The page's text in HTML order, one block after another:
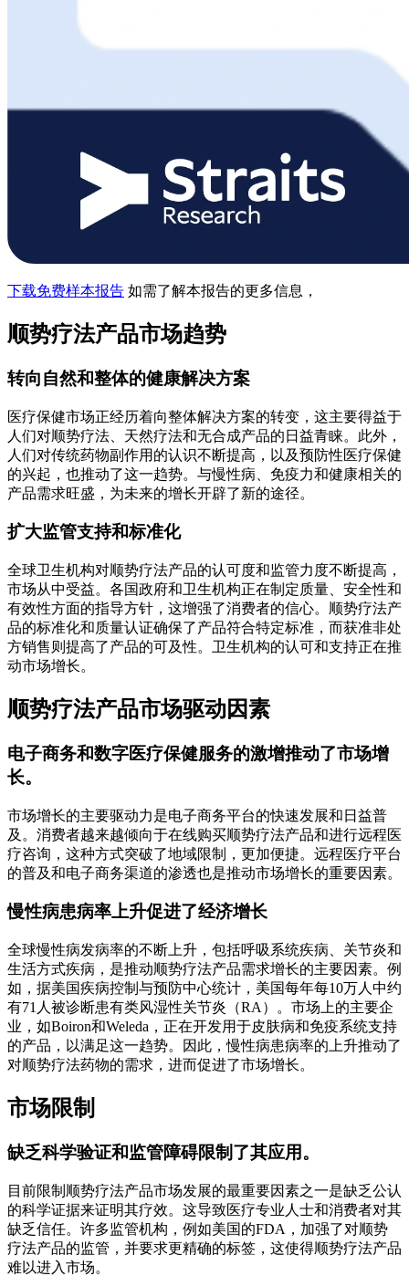
下载免费样本报告 如需了解本报告的更多信息，
顺势疗法产品市场趋势
转向自然和整体的健康解决方案
医疗保健市场正经历着向整体解决方案的转变，这主要得益于
人们对顺势疗法、天然疗法和无合成产品的日益青睐。此外，
人们对传统药物副作用的认识不断提高，以及预防性医疗保健
的兴起，也推动了这一趋势。与慢性病、免疫力和健康相关的
产品需求旺盛，为未来的增长开辟了新的途径。
扩大监管支持和标准化
全球卫生机构对顺势疗法产品的认可度和监管力度不断提高，
市场从中受益。各国政府和卫生机构正在制定质量、安全性和
有效性方面的指导方针，这增强了消费者的信心。顺势疗法产
品的标准化和质量认证确保了产品符合特定标准，而获准非处
方销售则提高了产品的可及性。卫生机构的认可和支持正在推
动市场增长。
顺势疗法产品市场驱动因素
电子商务和数字医疗保健服务的激增推动了市场增
长。
市场增长的主要驱动力是电子商务平台的快速发展和日益普
及。消费者越来越倾向于在线购买顺势疗法产品和进行远程医
疗咨询，这种方式突破了地域限制，更加便捷。远程医疗平台
的普及和电子商务渠道的渗透也是推动市场增长的重要因素。
慢性病患病率上升促进了经济增长
全球慢性病发病率的不断上升，包括呼吸系统疾病、关节炎和
生活方式疾病，是推动顺势疗法产品需求增长的主要因素。例
如，据美国疾病控制与预防中心统计，美国每年每10万人中约
有71人被诊断患有类风湿性关节炎（RA）。市场上的主要企
业，如Boiron和Weleda，正在开发用于皮肤病和免疫系统支持
的产品，以满足这一趋势。因此，慢性病患病率的上升推动了
对顺势疗法药物的需求，进而促进了市场增长。
市场限制
缺乏科学验证和监管障碍限制了其应用。
目前限制顺势疗法产品市场发展的最重要因素之一是缺乏公认
的科学证据来证明其疗效。这导致医疗专业人士和消费者对其
缺乏信任。许多监管机构，例如美国的FDA，加强了对顺势
疗法产品的监管，并要求更精确的标签，这使得顺势疗法产品
难以进入市场。